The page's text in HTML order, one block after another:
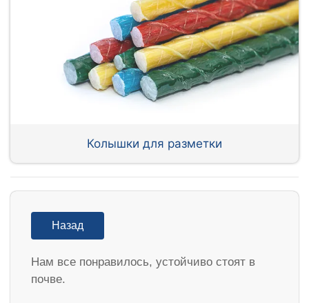
Колышки для разметки
Назад
Нам все понравилось, устойчиво стоят в
почве.